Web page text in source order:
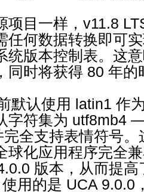
项目一样，v11.8
任何数据转换即可
统版本控制表。这
同时将获得 80 年的
默认使用 latin1 作
字符集为 utf8mb4
全支持表情符号
球化应用程序完全
版本，从而提
用的是 UCA 9.0.0